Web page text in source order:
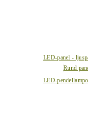
LED-panel -
Rund
LED-